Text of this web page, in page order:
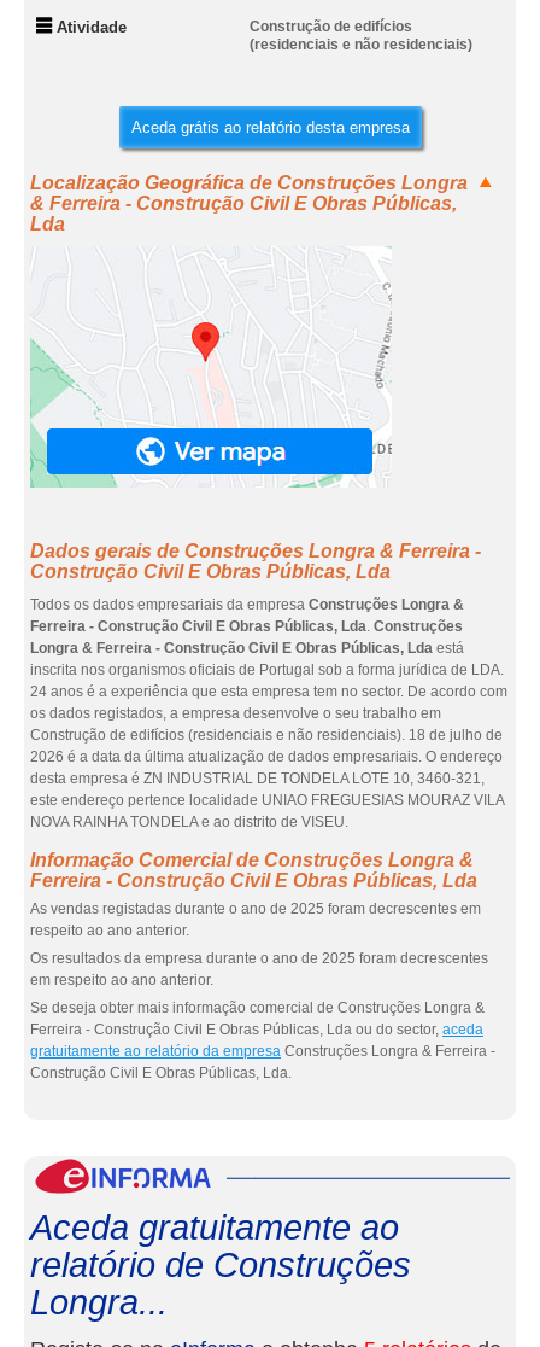
Atividade
Construção de edifícios
(residenciais e não residenciais)
Aceda grátis ao relatório desta empresa
Localização Geográfica de Construções Longra
& Ferreira - Construção Civil E Obras Públicas,
Lda
Dados gerais de Construções Longra & Ferreira -
Construção Civil E Obras Públicas, Lda
Todos os dados empresariais da empresa Construções Longra &
Ferreira - Construção Civil E Obras Públicas, Lda. Construções
Longra & Ferreira - Construção Civil E Obras Públicas, Lda está
inscrita nos organismos oficiais de Portugal sob a forma jurídica de LDA.
24 anos é a experiência que esta empresa tem no sector. De acordo com
os dados registados, a empresa desenvolve o seu trabalho em
Construção de edifícios (residenciais e não residenciais). 18 de julho de
2026 é a data da última atualização de dados empresariais. O endereço
desta empresa é ZN INDUSTRIAL DE TONDELA LOTE 10, 3460-321,
este endereço pertence localidade UNIAO FREGUESIAS MOURAZ VILA
NOVA RAINHA TONDELA e ao distrito de VISEU.
Informação Comercial de Construções Longra &
Ferreira - Construção Civil E Obras Públicas, Lda
As vendas registadas durante o ano de 2025 foram decrescentes em
respeito ao ano anterior.
Os resultados da empresa durante o ano de 2025 foram decrescentes
em respeito ao ano anterior.
Se deseja obter mais informação comercial de Construções Longra &
Ferreira - Construção Civil E Obras Públicas, Lda ou do sector, aceda
gratuitamente ao relatório da empresa Construções Longra & Ferreira -
Construção Civil E Obras Públicas, Lda.
Aceda gratuitamente ao
relatório de Construções
Longra...